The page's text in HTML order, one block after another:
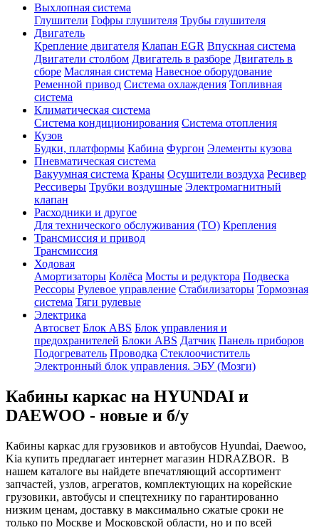
Выхлопная система
Глушители Гофры глушителя Трубы глушителя
Двигатель
Крепление двигателя Клапан EGR Впускная система
Двигатели столбом Двигатель в разборе Двигатель в
сборе Масляная система Навесное оборудование
Ременной привод Система охлаждения Топливная
система
Климатическая система
Система кондиционирования Система отопления
Кузов
Будки, платформы Кабина Фургон Элементы кузова
Пневматическая система
Вакуумная система Краны Осушители воздуха Ресивер
Рессиверы Трубки воздушные Электромагнитный
клапан
Расходники и другое
Для технического обслуживания (ТО) Крепления
Трансмиссия и привод
Трансмиссия
Ходовая
Амортизаторы Колёса Мосты и редуктора Подвеска
Рессоры Рулевое управление Стабилизаторы Тормозная
система Тяги рулевые
Электрика
Автосвет Блок ABS Блок управления и
предохранителей Блоки ABS Датчик Панель приборов
Подогреватель Проводка Стеклоочиститель
Электронный блок управления. ЭБУ (Мозги)
Кабины каркас на HYUNDAI и
DAEWOO - новые и б/у
Кабины каркас для грузовиков и автобусов Hyundai, Daewoo,
Kia купить предлагает интернет магазин HDRAZBOR. В
нашем каталоге вы найдете впечатляющий ассортимент
запчастей, узлов, агрегатов, комплектующих на корейские
грузовики, автобусы и спецтехнику по гарантированно
низким ценам, доставку в максимально сжатые сроки не
только по Москве и Московской области, но и по всей